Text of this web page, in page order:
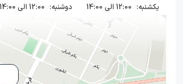
یکشنبه: 12:00 الی 14:00 دوشنبه: 12:00 الی 14:00